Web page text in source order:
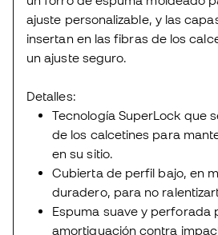
ajuste personalizable, y las
insertan en las fibras de los
un ajuste seguro.
Detalles:
Tecnología SuperLock que
de los calcetines para
en su sitio.
Cubierta de perfil bajo, en
duradero, para no
Espuma suave y perforada
amortiguación contra